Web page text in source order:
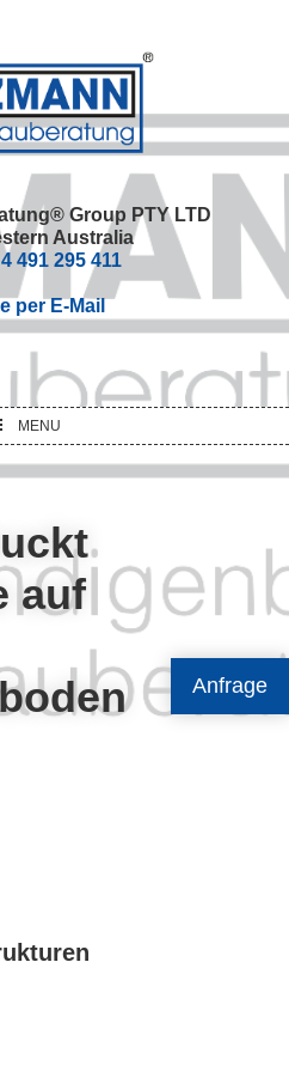
Anfrage
Group PTY LTD
Australia
491 295 411
per E-Mail
MENU
auf